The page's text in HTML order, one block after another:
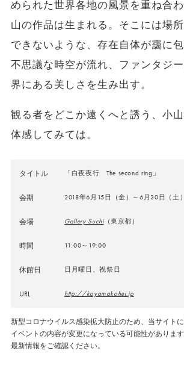
められた世界各地の風景を重ね合
山の作品は生まれる。そこには場
できないような、存在自体が靄に
不思議な時空が流れ、ファンタジ
界にある美しさを生み出す。
観る者をどこか遠くへと誘う、小
体感してみては。
タイトル 「白夜夜行 The second ring」
会期 2018年6月15日（金）～6月30日（土）
会場 Gallery Suchi（東京都）
時間 11:00～19:00
休館日 日月曜日、祝祭日
URL http://koyamakohei.jp
新型コロナウイルス感染拡大防止のため、当サイト
イベントの内容が変更になっている可能性がありま
最新情報をご確認ください。